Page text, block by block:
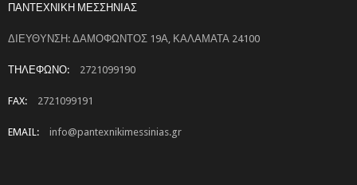
ΠΑΝΤΕΧΝΙΚΗ ΜΕΣΣΗΝΙΑΣ
ΔΙΕΥΘΥΝΣΗ: ΔΑΜΟΦΩΝΤΟΣ 19Α, ΚΑΛΑΜΑΤΑ 24100
ΤΗΛΕΦΩΝΟ: 2721099190
FAX: 2721099191
EMAIL: info@pantexnikimessinias.gr